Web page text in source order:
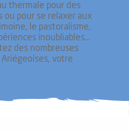
thermale pour des
ou pour se relaxer aux
le pastoralisme,
inoubliables…
des nombreuses
votre